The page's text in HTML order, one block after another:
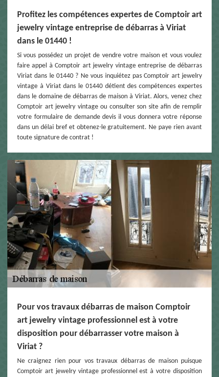
Profitez les compétences expertes de Comptoir art
jewelry vintage entreprise de débarras à Viriat
dans le 01440 !
Si vous possédez un projet de vendre votre maison et vous voulez
faire appel à Comptoir art jewelry vintage entreprise de débarras
Viriat dans le 01440 ? Ne vous inquiétez pas Comptoir art jewelry
vintage à Viriat dans le 01440 détient des compétences expertes
dans le domaine de débarras de maison à Viriat. Alors, venez chez
Comptoir art jewelry vintage ou consulter son site afin de remplir
votre formulaire de demande devis il vous donnera votre réponse
dans un délai bref et obtenez-le gratuitement. Ne paye rien avant
toute signature de contrat !
Pour vos travaux débarras de maison Comptoir
art jewelry vintage professionnel est à votre
disposition pour débarrasser votre maison à
Viriat ?
Ne craignez rien pour vos travaux débarras de maison puisque
Comptoir art jewelry vintage professionnel est à votre disposition